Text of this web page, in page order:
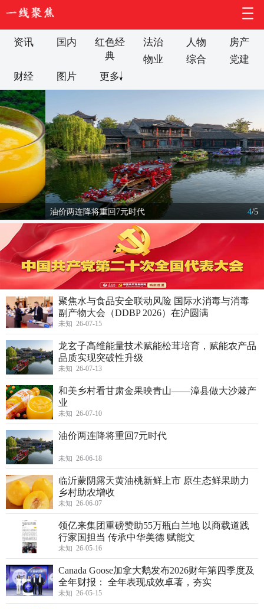
资讯 国内
红色经
典
法治 人物
房产
物业
综合
党建
财经
图片 更多
油价两连降将重回7元时代 4/5
聚焦水与食品安全联动风险 国际水消毒与消毒
副产物大会（DDBP 2026）在沪圆满
未知 26-07-15
龙玄子高维能量技术赋能松茸培育，赋能农产品
品质实现突破性升级
未知 26-07-13
和美乡村看甘肃金果映青山——漳县做大沙棘产
业
未知 26-07-10
油价两连降将重回7元时代
未知 26-06-18
临沂蒙阴露天黄油桃新鲜上市 原生态鲜果助力
乡村助农增收
未知 26-06-07
领亿来集团重磅赞助55万瓶白兰地 以商载道践
行家国担当 传承中华美德 赋能文
未知 26-05-16
Canada Goose加拿大鹅发布2026财年第四季度及
全年财报： 全年表现成效卓著，夯实
未知 26-05-15